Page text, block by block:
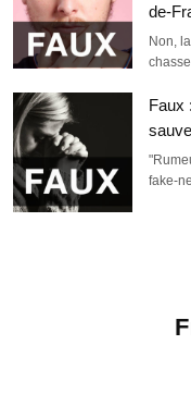
de-
Non,
Faux
fake-